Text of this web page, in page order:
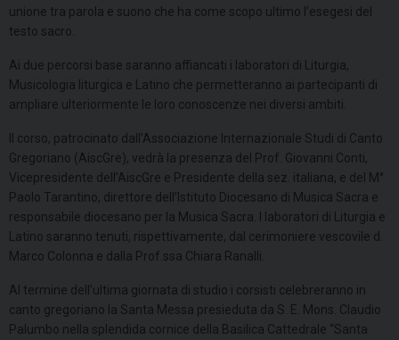
unione tra parola e suono che ha come scopo ultimo l’esegesi del
testo sacro.
Ai due percorsi base saranno affiancati i laboratori di Liturgia,
Musicologia liturgica e Latino che permetteranno ai partecipanti di
ampliare ulteriormente le loro conoscenze nei diversi ambiti.
Il corso, patrocinato dall’Associazione Internazionale Studi di Canto
Gregoriano (AiscGre), vedrà la presenza del Prof. Giovanni Conti,
Vicepresidente dell’AiscGre e Presidente della sez. italiana, e del M°
Paolo Tarantino, direttore dell’Istituto Diocesano di Musica Sacra e
responsabile diocesano per la Musica Sacra. I laboratori di Liturgia e
Latino saranno tenuti, rispettivamente, dal cerimoniere vescovile d.
Marco Colonna e dalla Prof.ssa Chiara Ranalli.
Al termine dell’ultima giornata di studio i corsisti celebreranno in
canto gregoriano la Santa Messa presieduta da S. E. Mons. Claudio
Palumbo nella splendida cornice della Basilica Cattedrale “Santa